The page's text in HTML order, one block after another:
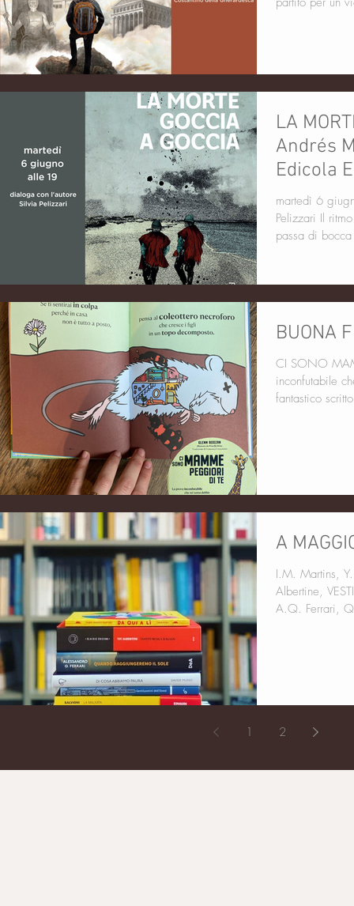
LA
Andrés
Edicola
martedì 6
Pelizzari Il
passa di
BUONA
CI SONO
inconfutabile
fantastico
A
I.M. Martins, Y. Kono, DA QUI
Albertine,
A.Q. Ferrari,
1 2